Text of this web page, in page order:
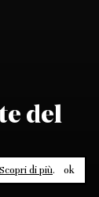
del
Scopri di più. ok